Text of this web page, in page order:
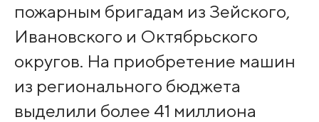
пожарным бригадам из Зейского,
Ивановского и Октябрьского
округов. На приобретение машин
из регионального бюджета
выделили более 41 миллиона